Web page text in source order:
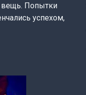
Попытки
успехом,